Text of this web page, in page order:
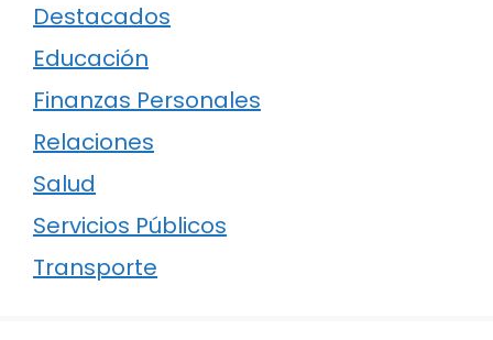
Destacados
Educación
Finanzas Personales
Relaciones
Salud
Servicios Públicos
Transporte